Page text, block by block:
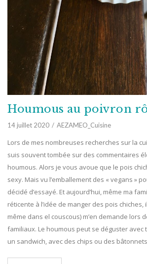
Houmous au poivron
14 juillet 2020 AEZAMEO_Cuisine
Lors de mes nombreuses recherches sur la
suis souvent tombée sur des commentaires
houmous. Alors je vous avoue que le pois
sexy. Mais vu l’emballement des « vegans »
décidé d’essayé. Et aujourd’hui, même ma
réticente à l’idée de manger des pois chiches,
même dans el couscous) m’en demande lors
familiaux. Le houmous peut se déguster avec
un sandwich, avec des chips ou des